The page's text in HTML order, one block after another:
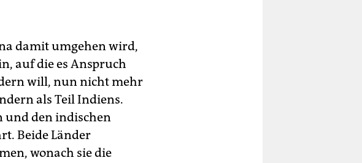
damit umgehen wird,
auf die es Anspruch
will, nun nicht mehr
als Teil Indiens.
und den indischen
Beide Länder
wonach sie die